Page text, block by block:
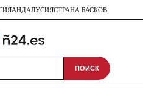
АНДАЛУСИЯСТРАНА БАСКОВ
ПОИСК